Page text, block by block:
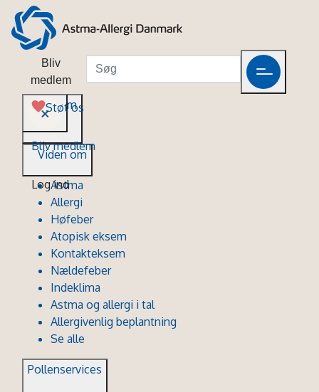
Bliv
medlem
Støt os
Bliv medlem
Log ind
Viden om
Viden om
Astma
Allergi
Høfeber
Atopisk eksem
Kontakteksem
Nældefeber
Indeklima
Astma og allergi i tal
Allergivenlig beplantning
Se alle
Pollenservices